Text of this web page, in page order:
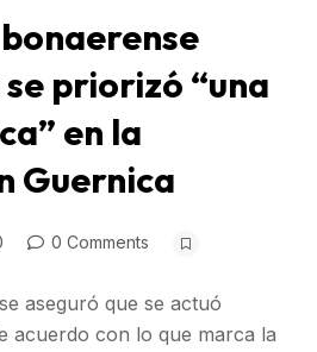
priorizó “una
en la
Guernica
0 Comments
aseguró que se actuó
acuerdo con lo que marca la